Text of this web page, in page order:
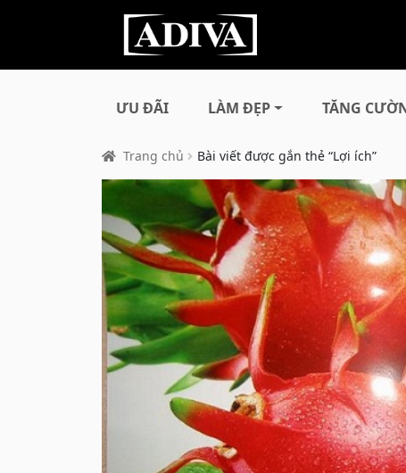
ƯU ĐÃI LÀM ĐẸP TĂNG
Trang chủ Bài viết được gắn thẻ “Lợi ích”